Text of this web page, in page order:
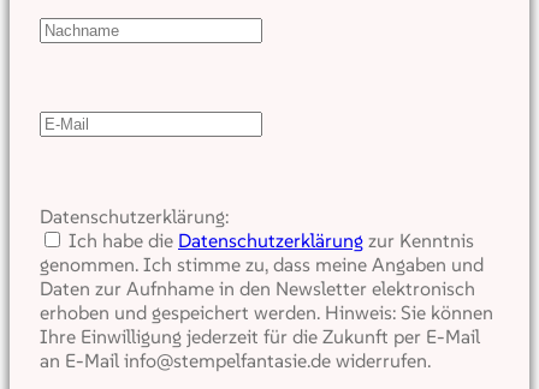
Datenschutzerklärung:
Ich habe die Datenschutzerklärung zur Kenntnis
genommen. Ich stimme zu, dass meine Angaben und
Daten zur Aufnhame in den Newsletter elektronisch
erhoben und gespeichert werden. Hinweis: Sie können
Ihre Einwilligung jederzeit für die Zukunft per E-Mail
an E-Mail info@stempelfantasie.de widerrufen.